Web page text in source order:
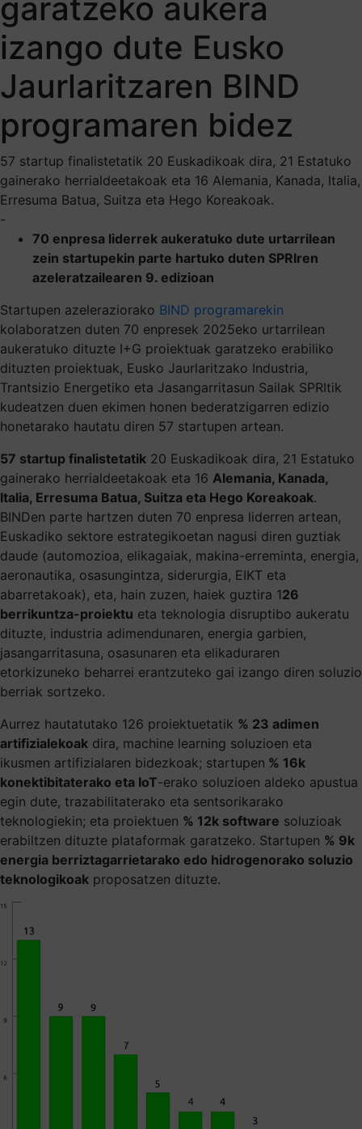
garatzeko aukera
izango dute Eusko
Jaurlaritzaren BIND
programaren bidez
57 startup finalistetatik 20 Euskadikoak dira, 21 Estatuko
gainerako herrialdeetakoak eta 16 Alemania, Kanada, Italia,
Erresuma Batua, Suitza eta Hego Koreakoak.
-
70 enpresa liderrek aukeratuko dute urtarrilean
zein startupekin parte hartuko duten SPRIren
azeleratzailearen 9. edizioan
Startupen azeleraziorako BIND programarekin
kolaboratzen duten 70 enpresek 2025eko urtarrilean
aukeratuko dituzte I+G proiektuak garatzeko erabiliko
dituzten proiektuak, Eusko Jaurlaritzako Industria,
Trantsizio Energetiko eta Jasangarritasun Sailak SPRItik
kudeatzen duen ekimen honen bederatzigarren edizio
honetarako hautatu diren 57 startupen artean.
57 startup finalistetatik 20 Euskadikoak dira, 21 Estatuko
gainerako herrialdeetakoak eta 16 Alemania, Kanada,
Italia, Erresuma Batua, Suitza eta Hego Koreakoak.
BINDen parte hartzen duten 70 enpresa liderren artean,
Euskadiko sektore estrategikoetan nagusi diren guztiak
daude (automozioa, elikagaiak, makina-erreminta, energia,
aeronautika, osasungintza, siderurgia, EIKT eta
abarretakoak), eta, hain zuzen, haiek guztira 126
berrikuntza-proiektu eta teknologia disruptibo aukeratu
dituzte, industria adimendunaren, energia garbien,
jasangarritasuna, osasunaren eta elikaduraren
etorkizuneko beharrei erantzuteko gai izango diren soluzio
berriak sortzeko.
Aurrez hautatutako 126 proiektuetatik % 23 adimen
artifizialekoak dira, machine learning soluzioen eta
ikusmen artifizialaren bidezkoak; startupen % 16k
konektibitaterako eta IoT-erako soluzioen aldeko apustua
egin dute, trazabilitaterako eta sentsorikarako
teknologiekin; eta proiektuen % 12k software soluzioak
erabiltzen dituzte plataformak garatzeko. Startupen % 9k
energia berriztagarrietarako edo hidrogenorako soluzio
teknologikoak proposatzen dituzte.